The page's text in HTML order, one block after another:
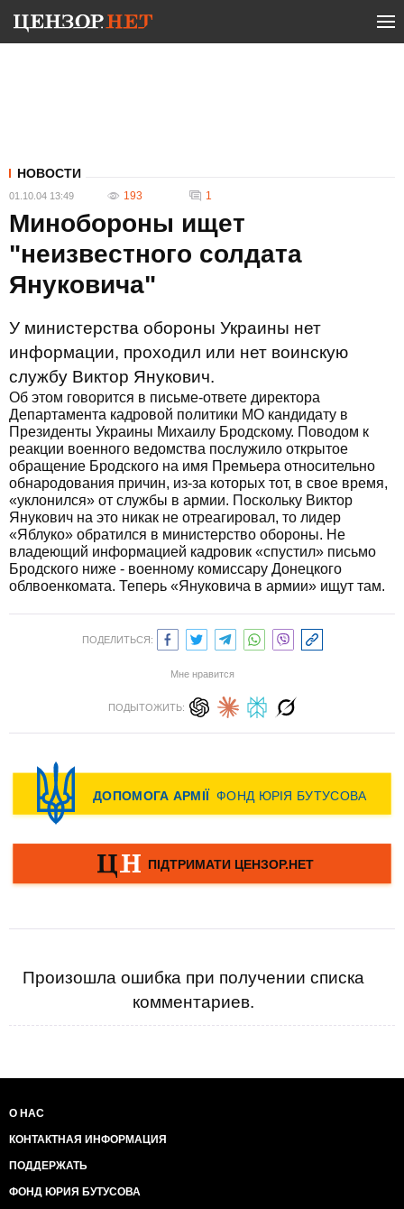
НОВОСТИ
01.10.04 13:49 193 1
Минобороны ищет
"неизвестного солдата
Януковича"
У министерства обороны Украины нет
информации, проходил или нет воинскую
службу Виктор Янукович.
Об этом говорится в письме-ответе директора
Департамента кадровой политики МО кандидату в
Президенты Украины Михаилу Бродскому. Поводом к
реакции военного ведомства послужило открытое
обращение Бродского на имя Премьера относительно
обнародования причин, из-за которых тот, в свое время,
«уклонился» от службы в армии. Поскольку Виктор
Янукович на это никак не отреагировал, то лидер
«Яблуко» обратился в министерство обороны. Не
владеющий информацией кадровик «спустил» письмо
Бродского ниже - военному комиссару Донецкого
облвоенкомата. Теперь «Януковича в армии» ищут там.
ПОДЕЛИТЬСЯ:
Мне нравится
ПОДЫТОЖИТЬ:
Произошла ошибка при получении списка
комментариев.
О НАС
КОНТАКТНАЯ ИНФОРМАЦИЯ
ПОДДЕРЖАТЬ
ФОНД ЮРИЯ БУТУСОВА